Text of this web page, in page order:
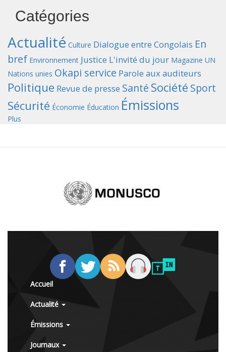
Catégories
Actualité Culture Dialogue entre Congolais En
bref Environnement Justice L'invité du jour Magazine UN
Nations unies Okapi service Parole aux auditeurs
Politique Revue de presse Santé Société Sport
Sécurité Économie Éducation Émissions
Plus
Accueil
Actualité
Émissions
Journaux